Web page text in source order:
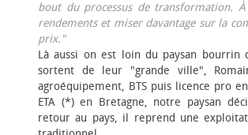
bout du processus de transformation.
rendements et miser davantage sur la
prix."
Là aussi on est loin du paysan
sortent de leur "grande ville",
agroéquipement, BTS puis licence pro
ETA (*) en Bretagne, notre paysan
retour au pays, il reprend une